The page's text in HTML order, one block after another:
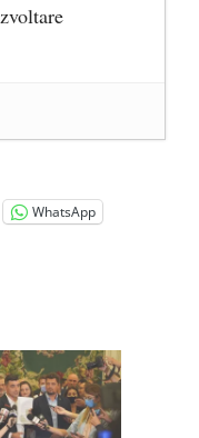
Părintele
la 102 ani
tot mai
la
2024
WhatsApp